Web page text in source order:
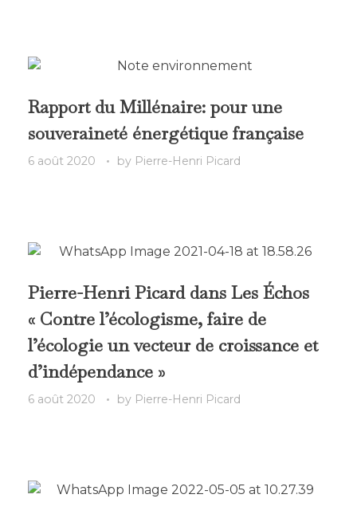
Rapport du Millénaire: pour une
souveraineté énergétique française
6 août 2020 by Pierre-Henri Picard
Pierre-Henri Picard dans Les Échos
« Contre l’écologisme, faire de
l’écologie un vecteur de croissance et
d’indépendance »
6 août 2020 by Pierre-Henri Picard